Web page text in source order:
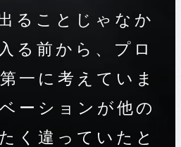
ることじゃなか
る前から、プロ
一に考えていま
ーションが他の
く違っていたと